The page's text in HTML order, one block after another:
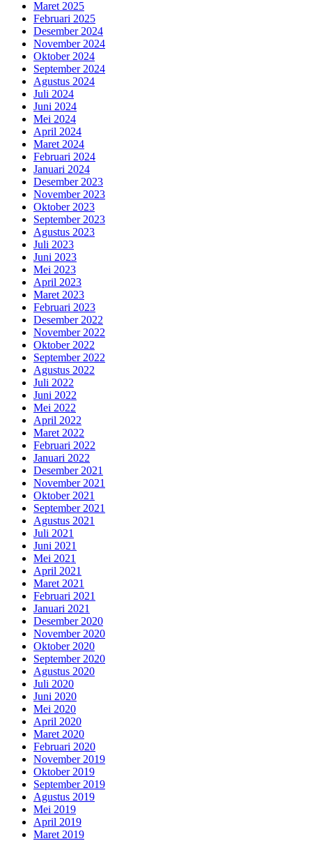
Maret 2025
Februari 2025
Desember 2024
November 2024
Oktober 2024
September 2024
Agustus 2024
Juli 2024
Juni 2024
Mei 2024
April 2024
Maret 2024
Februari 2024
Januari 2024
Desember 2023
November 2023
Oktober 2023
September 2023
Agustus 2023
Juli 2023
Juni 2023
Mei 2023
April 2023
Maret 2023
Februari 2023
Desember 2022
November 2022
Oktober 2022
September 2022
Agustus 2022
Juli 2022
Juni 2022
Mei 2022
April 2022
Maret 2022
Februari 2022
Januari 2022
Desember 2021
November 2021
Oktober 2021
September 2021
Agustus 2021
Juli 2021
Juni 2021
Mei 2021
April 2021
Maret 2021
Februari 2021
Januari 2021
Desember 2020
November 2020
Oktober 2020
September 2020
Agustus 2020
Juli 2020
Juni 2020
Mei 2020
April 2020
Maret 2020
Februari 2020
November 2019
Oktober 2019
September 2019
Agustus 2019
Mei 2019
April 2019
Maret 2019